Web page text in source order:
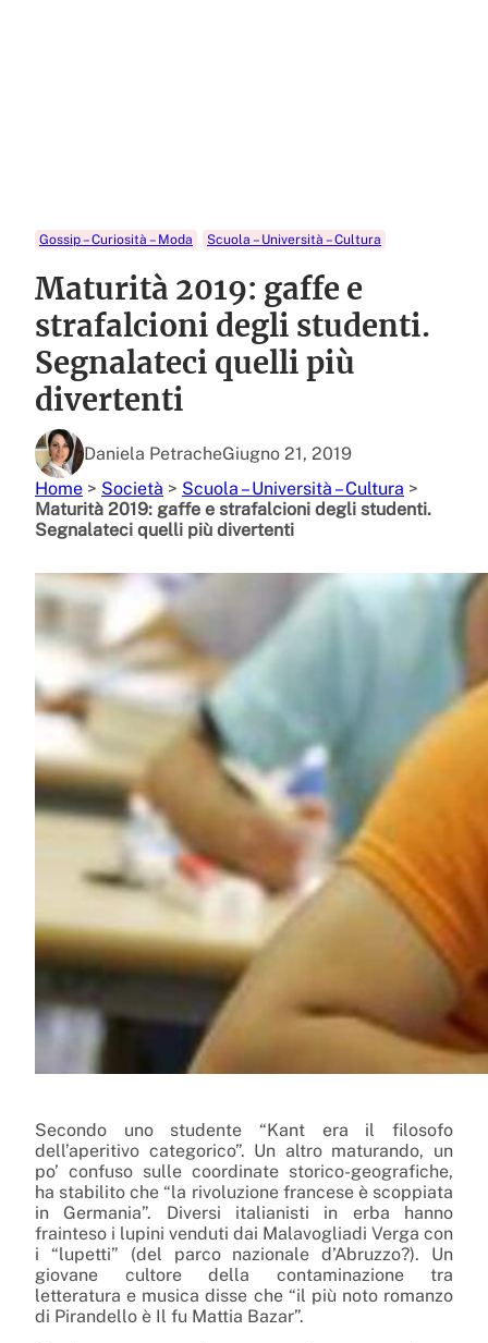
Gossip – Curiosità – Moda Scuola – Università – Cultura
Maturità 2019: gaffe e
strafalcioni degli studenti.
Segnalateci quelli più
divertenti
Daniela PetracheGiugno 21, 2019
Home > Società > Scuola – Università – Cultura >
Maturità 2019: gaffe e strafalcioni degli studenti.
Segnalateci quelli più divertenti
Secondo uno studente “Kant era il filosofo
dell’aperitivo categorico”. Un altro maturando, un
po’ confuso sulle coordinate storico-geografiche,
ha stabilito che “la rivoluzione francese è scoppiata
in Germania”. Diversi italianisti in erba hanno
frainteso i lupini venduti dai Malavogliadi Verga con
i “lupetti” (del parco nazionale d’Abruzzo?). Un
giovane cultore della contaminazione tra
letteratura e musica disse che “il più noto romanzo
di Pirandello è Il fu Mattia Bazar”.